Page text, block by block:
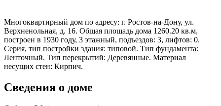
Многоквартирный дом по адресу: г. Ростов-на-Дону, ул.
Верхненольная, д. 16. Общая площадь дома 1260.20 кв.м,
построен в 1930 году, 3 этажный, подъездов: 3, лифтов: 0.
Серия, тип постройки здания: типовой. Тип фундамента:
Ленточный. Тип перекрытий: Деревянные. Материал
несущих стен: Кирпич.
Сведения о доме